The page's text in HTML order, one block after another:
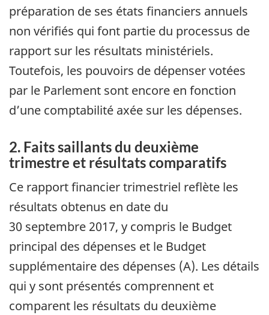
préparation de ses états financiers annuels
non vérifiés qui font partie du processus de
rapport sur les résultats ministériels.
Toutefois, les pouvoirs de dépenser votées
par le Parlement sont encore en fonction
d’une comptabilité axée sur les dépenses.
2. Faits saillants du deuxième
trimestre et résultats comparatifs
Ce rapport financier trimestriel reflète les
résultats obtenus en date du
30 septembre 2017, y compris le Budget
principal des dépenses et le Budget
supplémentaire des dépenses (A). Les détails
qui y sont présentés comprennent et
comparent les résultats du deuxième